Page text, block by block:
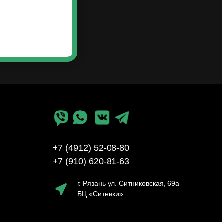
г. Рязань ул. Ситниковская, 69а
БЦ «Ситники»
+7 (4912) 52-08-80
+7 (910) 620-81-63